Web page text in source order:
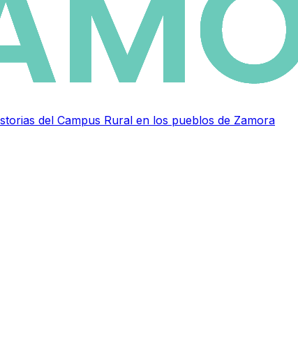
del Campus Rural en los pueblos de Zamora